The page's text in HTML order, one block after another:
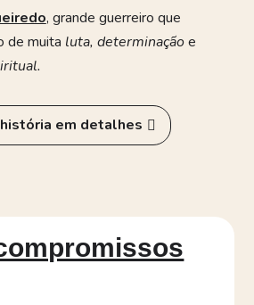
, grande guerreiro que
de muita luta, determinaçãoe
em detalhes